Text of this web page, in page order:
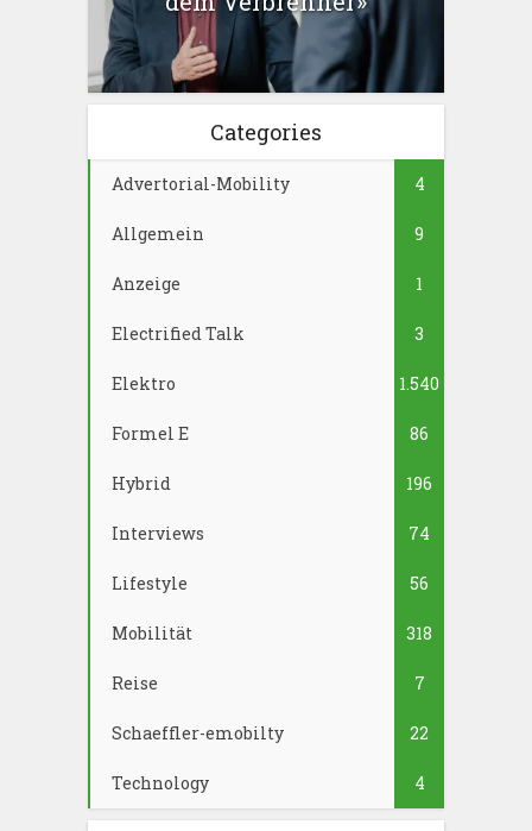
Categories
Advertorial-Mobility 4
Allgemein 9
Anzeige 1
Electrified Talk 3
Elektro 1.540
Formel E 86
Hybrid 196
Interviews 74
Lifestyle 56
Mobilität 318
Reise 7
Schaeffler-emobilty 22
Technology 4